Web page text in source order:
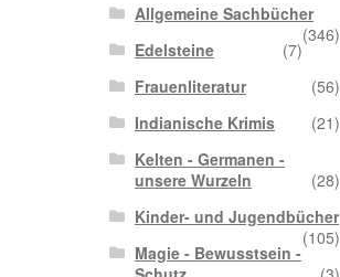
Allgemeine Sachbücher
(346)
Edelsteine
(7)
Frauenliteratur
(56)
Indianische Krimis
(21)
Kelten - Germanen -
unsere Wurzeln
(28)
Kinder- und Jugendbücher
(105)
Magie - Bewusstsein -